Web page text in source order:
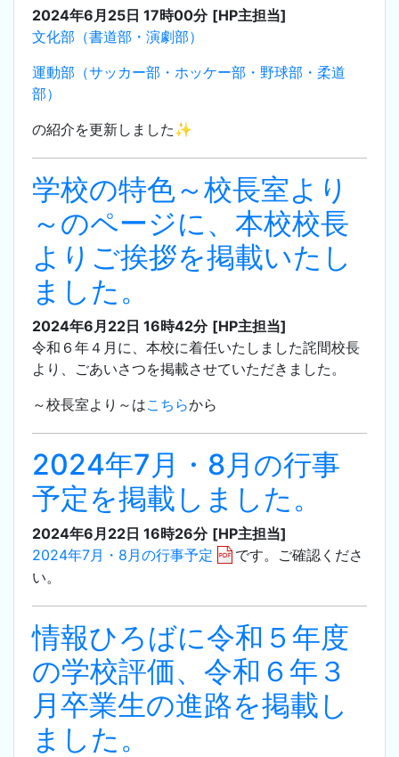
2024年6月25日 17時00分 [HP主担当]
文化部（書道部・演劇部）
運動部（サッカー部・ホッケー部・野球部・柔道
部）
の紹介を更新しました✨
学校の特色～校長室より
～のページに、本校校長
よりご挨拶を掲載いたし
ました。
2024年6月22日 16時42分 [HP主担当]
令和６年４月に、本校に着任いたしました詫間校長
より、ごあいさつを掲載させていただきました。
～校長室より～はこちらから
2024年7月・8月の行事
予定を掲載しました。
2024年6月22日 16時26分 [HP主担当]
2024年7月・8月の行事予定
です。ご確認くださ
い。
情報ひろばに令和５年度
の学校評価、令和６年３
月卒業生の進路を掲載し
ました。